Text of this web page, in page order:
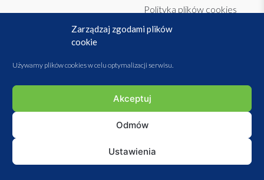
Zarządzaj zgodami plików
cookie
Używamy plików cookies w celu optymalizacji serwisu.
Akceptuj
Odmów
Ustawienia
Polityka plików cookies
Statut stowarzyszenia